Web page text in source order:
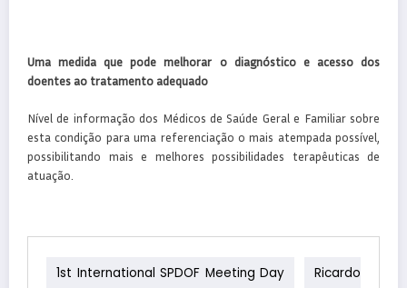
Uma medida que pode melhorar o diagnóstico e acesso dos
doentes ao tratamento adequado
Nível de informação dos Médicos de Saúde Geral e Familiar sobre
esta condição para uma referenciação o mais atempada possível,
possibilitando mais e melhores possibilidades terapêuticas de
atuação.
1st International SPDOF Meeting Day Ricardo